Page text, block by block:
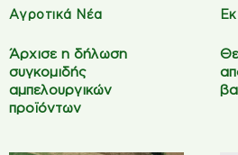
Αγροτικά Νέα
Άρχισε η δήλωση
συγκομιδής
αμπελουργικών
προϊόντων